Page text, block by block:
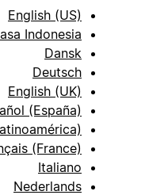
English (US)
Indonesia
Dansk
Deutsch
English (UK)
(España)
(France)
Italiano
Nederlands